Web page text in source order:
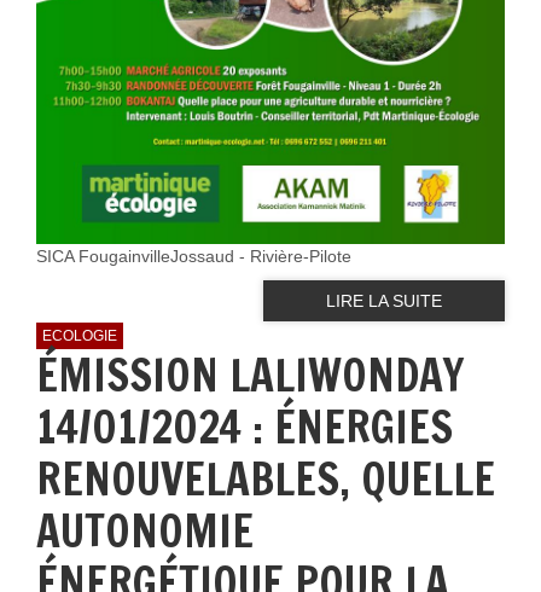
SICA FougainvilleJossaud - Rivière-Pilote
LIRE LA SUITE
ECOLOGIE
ÉMISSION LALIWONDAY
14/01/2024 : ÉNERGIES
RENOUVELABLES, QUELLE
AUTONOMIE